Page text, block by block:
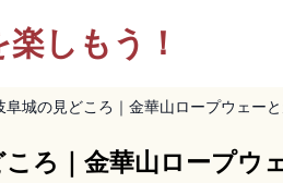
楽しもう！
阜城の見どころ｜金華山ロープウェー
ろ｜金華山ロープウ